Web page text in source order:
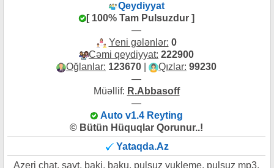
Qeydiyyat
[ 100% Tam Pulsuzdur ]
—
Yeni gələnlər: 0
Cəmi qeydiyyat: 222900
Oğlanlar: 123670 Qızlar: 99230
—
Müəllif: R.Abbasoff
—
Auto v1.4 Reyting
© Bütün Hüquqlar Qorunur..!
Yataqda.Az
Azeri chat, sayt, baki, baku, pulsuz yukleme, pulsuz mp3,